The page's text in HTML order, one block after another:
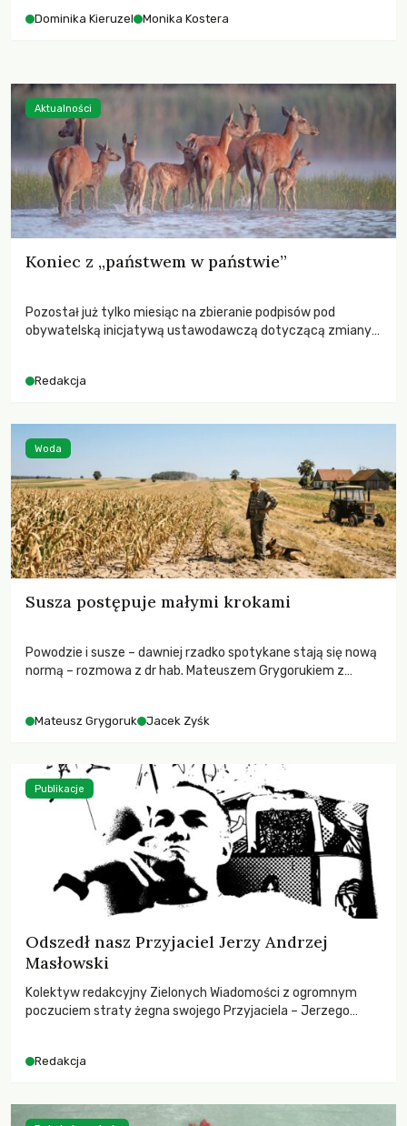
Dominika Kieruzel Monika Kostera
Koniec z „państwem w państwie”
Pozostał już tylko miesiąc na zbieranie podpisów pod
obywatelską inicjatywą ustawodawczą dotyczącą zmiany
niezwykle korzystne rozwiązania dla przyrody i zwierząt,
funkcjonowania łowiectwa w Polsce.
Redakcja
Aktualności
Susza postępuje małymi krokami
Powodzie i susze – dawniej rzadko spotykane stają się nową
normą – rozmowa z dr hab. Mateuszem Grygorukiem z
Mateusz Grygoruk Jacek Zyśk
Woda
Odszedł nasz Przyjaciel Jerzy Andrzej
Masłowski
Kolektyw redakcyjny Zielonych Wiadomości z ogromnym
poczuciem straty żegna swojego Przyjaciela – Jerzego
Redakcja
Publikacje